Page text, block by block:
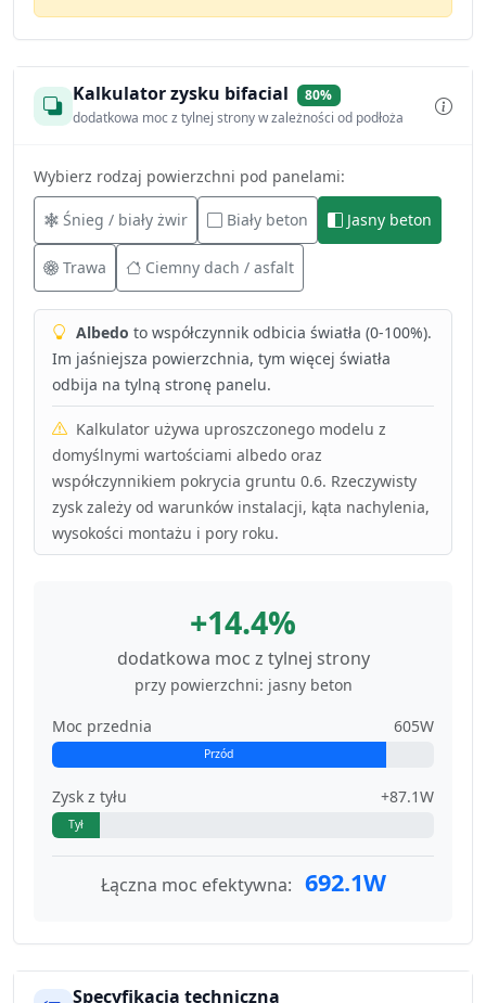
Kalkulator zysku bifacial
80%
dodatkowa moc z tylnej strony w zależności od podłoża
Wybierz rodzaj powierzchni pod panelami:
Śnieg / biały żwir Biały beton Jasny beton
Trawa Ciemny dach / asfalt
Albedo to współczynnik odbicia światła (0-100%).
Im jaśniejsza powierzchnia, tym więcej światła
odbija na tylną stronę panelu.
Kalkulator używa uproszczonego modelu z
domyślnymi wartościami albedo oraz
współczynnikiem pokrycia gruntu 0.6. Rzeczywisty
zysk zależy od warunków instalacji, kąta nachylenia,
wysokości montażu i pory roku.
+14.4%
dodatkowa moc z tylnej strony
przy powierzchni: jasny beton
Moc przednia
605W
Przód
Zysk z tyłu +87.1W
Tył
Łączna moc efektywna: 692.1W
Specyfikacja techniczna